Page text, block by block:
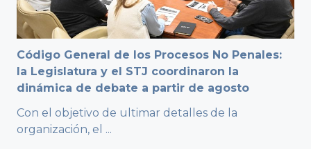
Código General de los Procesos No Penales:
la Legislatura y el STJ coordinaron la
dinámica de debate a partir de agosto
Con el objetivo de ultimar detalles de la
organización, el ...